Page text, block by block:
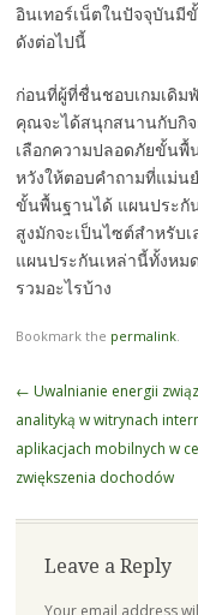
อินเทอร์เน็ตในปัจจุบันมี
ดังต่อไปนี้
ก่อนที่ผู้ที่ชื่นชอบเกมเดิม
คุณจะได้สนุกสนานกับกิจ
เลือกความปลอดภัยขั้นพื้
หวังให้ตอบคำถามที่แม่
ขั้นพื้นฐานได้ แผนประกั
สูงมักจะเป็นไซต์สำหรับ
แผนประกันเหล่านี้ทั้งหม
รวมอะไรบ้าง
Bookmark the permalink.
Post
navigation
← Uwalnianie energii
analityką w witrynach
aplikacjach mobilnych w
zwiększenia dochodów
Leave a Reply